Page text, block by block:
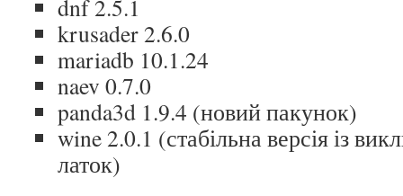
dnf 2.5.1
krusader 2.6.0
mariadb 10.1.24
naev 0.7.0
panda3d 1.9.4 (новий пакунок)
wine 2.0.1 (стабільна версія із
латок)